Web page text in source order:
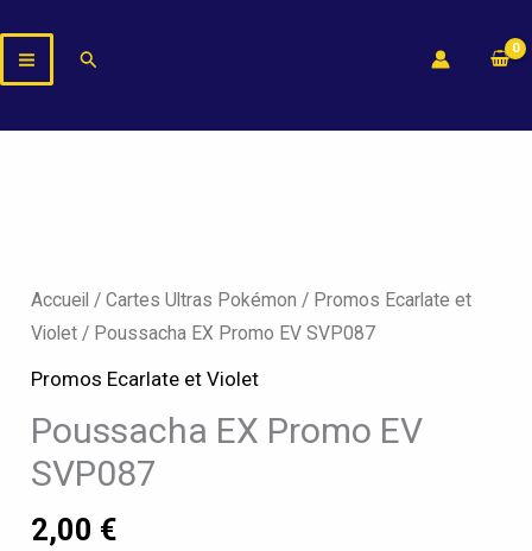
au
contenu
Rechercher
Accueil /Cartes Ultras Pokémon / Promos Ecarlate et
Violet / Poussacha EX Promo EV SVP087
Promos Ecarlate et Violet
Poussacha EX Promo EV
SVP087
2,00 €
Poussacha
EX
EV
SVP087